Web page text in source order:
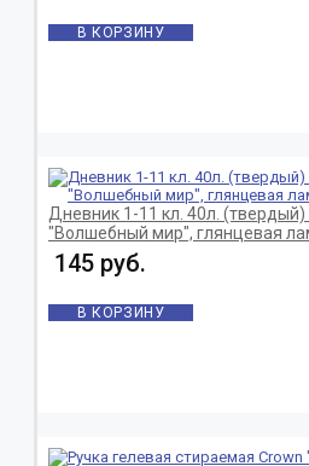
В КОРЗИНУ
Дневник 1-11 кл. 40л.
"Волшебный мир", глянцевая
145 руб.
В КОРЗИНУ